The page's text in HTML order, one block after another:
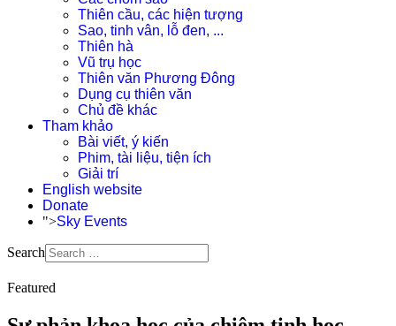
Thiên cầu, các hiện tượng
Sao, tinh vân, lỗ đen, ...
Thiên hà
Vũ trụ học
Thiên văn Phương Đông
Dụng cụ thiên văn
Chủ đề khác
Tham khảo
Bài viết, ý kiến
Phim, tài liệu, tiện ích
Giải trí
English website
Donate
">Sky Events
Search
Featured